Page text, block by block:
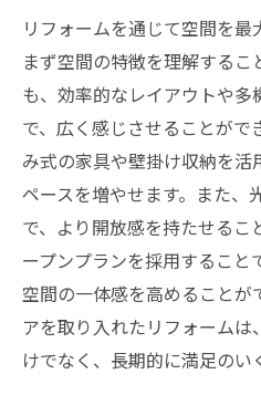
リフォームを通じて空間を最
まず空間の特徴を理解する
も、効率的なレイアウトや多
で、広く感じさせることがで
み式の家具や壁掛け収納を
ペースを増やせます。また、
で、より開放感を持たせるこ
ープンプランを採用すること
空間の一体感を高めることが
アを取り入れたリフォーム
けでなく、長期的に満足のい